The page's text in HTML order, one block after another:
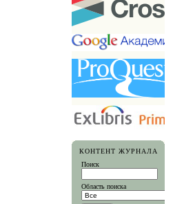
КОНТЕНТ ЖУРНАЛА
Поиск
Область поиска